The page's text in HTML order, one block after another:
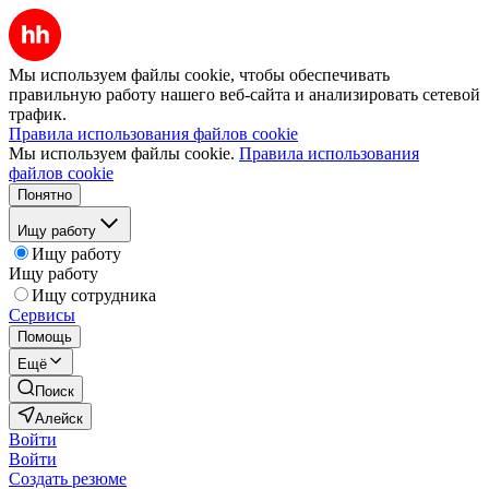
Мы используем файлы cookie, чтобы обеспечивать
правильную работу нашего веб-сайта и анализировать сетевой
трафик.
Правила использования файлов cookie
Мы используем файлы cookie. Правила использования
файлов cookie
Понятно
Ищу работу
Ищу работу
Ищу работу
Ищу сотрудника
Сервисы
Помощь
Ещё
Поиск
Алейск
Войти
Войти
Создать резюме